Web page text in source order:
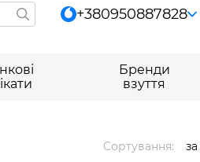
+380950887828
Бренди
взуття
Сортування: